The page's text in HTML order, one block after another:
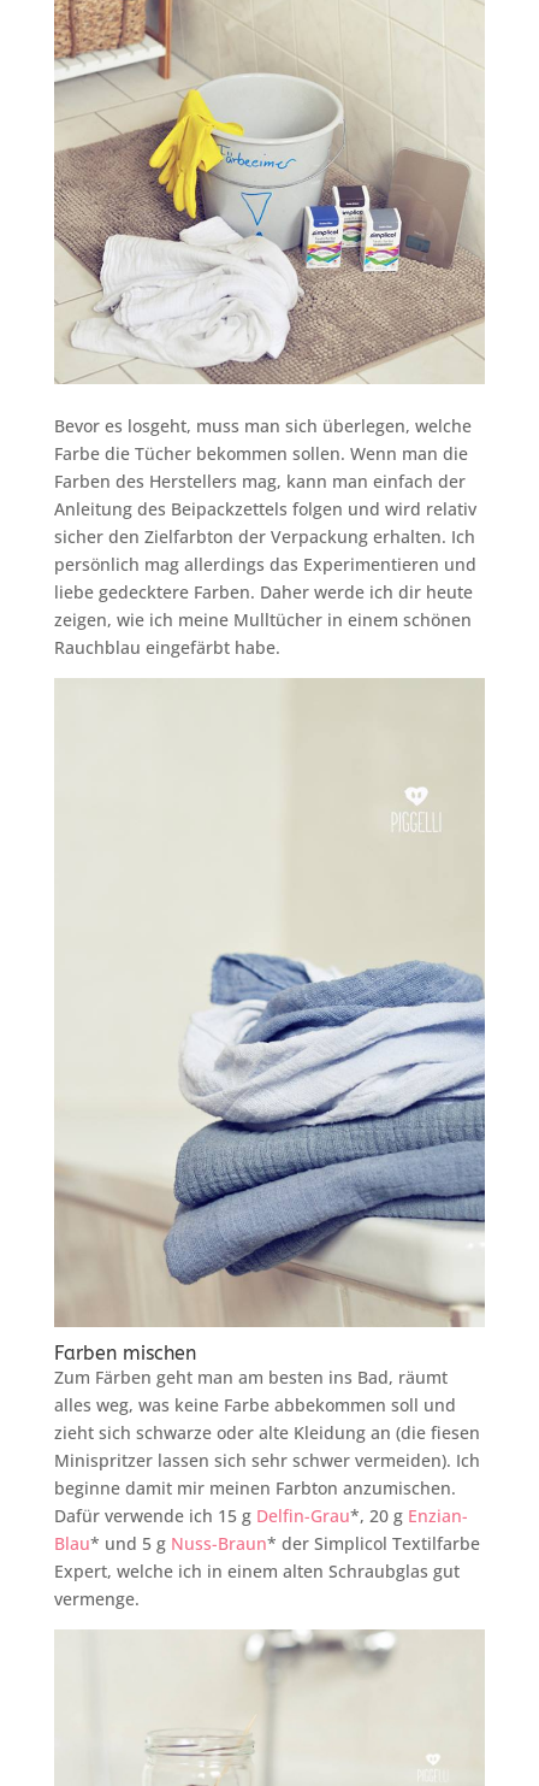
Bevor es losgeht, muss man sich überlegen, welche
Farbe die Tücher bekommen sollen. Wenn man die
Farben des Herstellers mag, kann man einfach der
Anleitung des Beipackzettels folgen und wird relativ
sicher den Zielfarbton der Verpackung erhalten. Ich
persönlich mag allerdings das Experimentieren und
liebe gedecktere Farben. Daher werde ich dir heute
zeigen, wie ich meine Mulltücher in einem schönen
Rauchblau eingefärbt habe.
Farben mischen
Zum Färben geht man am besten ins Bad, räumt
alles weg, was keine Farbe abbekommen soll und
zieht sich schwarze oder alte Kleidung an (die fiesen
Minispritzer lassen sich sehr schwer vermeiden). Ich
beginne damit mir meinen Farbton anzumischen.
Dafür verwende ich 15 g Delfin-Grau*, 20 g Enzian-
Blau* und 5 g Nuss-Braun* der Simplicol Textilfarbe
Expert, welche ich in einem alten Schraubglas gut
vermenge.